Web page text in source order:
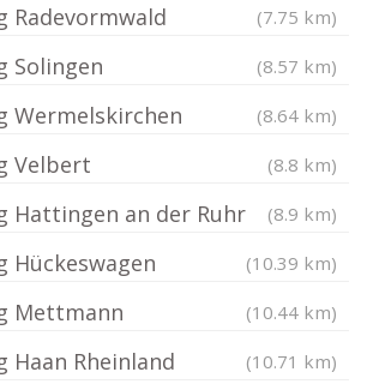
Radevormwald (7.75 km)
Solingen (8.57 km)
Wermelskirchen (8.64 km)
Velbert (8.8 km)
Hattingen an der Ruhr (8.9 km)
Hückeswagen (10.39 km)
Mettmann (10.44 km)
Haan Rheinland (10.71 km)